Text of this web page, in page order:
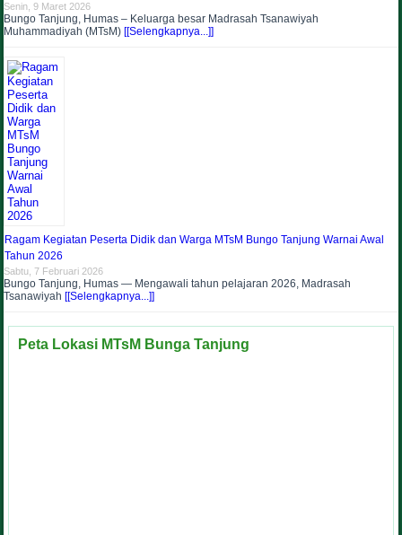
Senin, 9 Maret 2026
Bungo Tanjung, Humas – Keluarga besar Madrasah Tsanawiyah
Muhammadiyah (MTsM) [[Selengkapnya...]]
Ragam Kegiatan Peserta Didik dan Warga MTsM Bungo Tanjung Warnai Awal
Tahun 2026
Sabtu, 7 Februari 2026
Bungo Tanjung, Humas — Mengawali tahun pelajaran 2026, Madrasah
Tsanawiyah [[Selengkapnya...]]
Peta Lokasi MTsM Bunga Tanjung